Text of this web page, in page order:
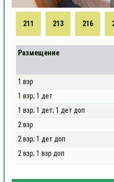
211 213 216
Размещение
1 взр
1 взр; 1 дет
1 взр; 1 дет; 1 дет доп
2 взр
2 взр; 1 дет доп
2 взр; 1 взр доп